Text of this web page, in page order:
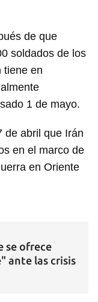
de que
soldados de los
tiene en
1 de mayo.
de abril que Irán
en el marco de
en Oriente
se ofrece
ante las crisis